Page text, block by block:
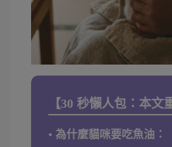
【30 秒懶人包：本文
• 為什麼貓咪要吃魚油：